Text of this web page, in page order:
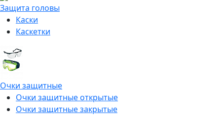
Защита головы
Каски
Каскетки
Очки защитные
Очки защитные открытые
Очки защитные закрытые